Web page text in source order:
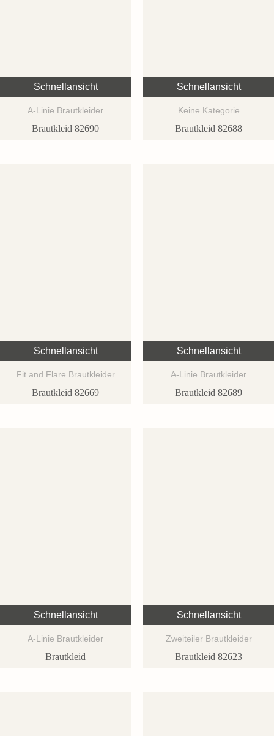
Schnellansicht
A-Linie Brautkleider
Brautkleid 82690
Schnellansicht
Keine Kategorie
Brautkleid 82688
Schnellansicht
Fit and Flare Brautkleider
Brautkleid 82669
Schnellansicht
A-Linie Brautkleider
Brautkleid 82689
Schnellansicht
A-Linie Brautkleider
Brautkleid
Schnellansicht
Zweiteiler Brautkleider
Brautkleid 82623